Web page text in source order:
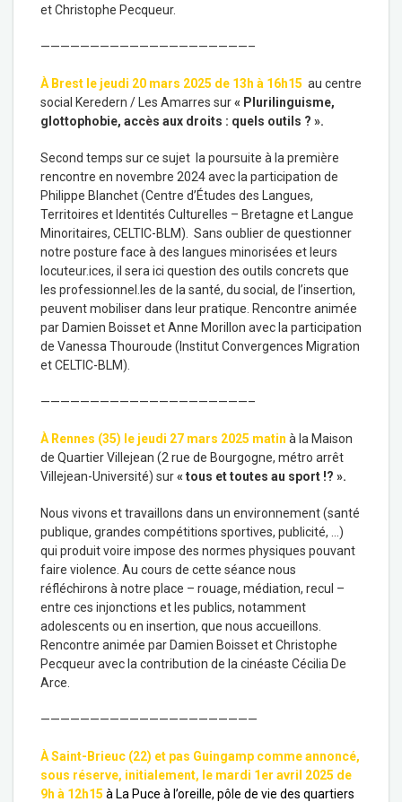
et Christophe Pecqueur.
—————————————————————–
À Brest le jeudi 20 mars 2025 de 13h à 16h15 au centre
social Keredern / Les Amarres sur« Plurilinguisme,
glottophobie, accès aux droits : quels outils ? ».
Second temps sur ce sujet la poursuite à la première
rencontre en novembre 2024 avec la participation de
Philippe Blanchet (Centre d’Études des Langues,
Territoires et Identités Culturelles – Bretagne et Langue
Minoritaires, CELTIC-BLM). Sans oublier de questionner
notre posture face à des langues minorisées et leurs
locuteur.ices, il sera ici question des outils concrets que
les professionnel.les de la santé, du social, de l’insertion,
peuvent mobiliser dans leur pratique. Rencontre animée
par Damien Boisset et Anne Morillon avec la participation
de Vanessa Thouroude (Institut Convergences Migration
et CELTIC-BLM).
—————————————————————–
À Rennes (35) le jeudi 27 mars 2025 matin à la Maison
de Quartier Villejean (2 rue de Bourgogne, métro arrêt
Villejean-Université) sur« tous et toutes au sport !? ».
Nous vivons et travaillons dans un environnement (santé
publique, grandes compétitions sportives, publicité, …)
qui produit voire impose des normes physiques pouvant
faire violence. Au cours de cette séance nous
réfléchirons à notre place – rouage, médiation, recul –
entre ces injonctions et les publics, notamment
adolescents ou en insertion, que nous accueillons.
Rencontre animée par Damien Boisset et Christophe
Pecqueur avec la contribution de la cinéaste Cécilia De
Arce.
——————————————————————
À Saint-Brieuc (22) et pas Guingamp comme annoncé,
sous réserve, initialement, le mardi 1er avril 2025 de
9h à 12h15 à La Puce à l’oreille, pôle de vie des quartiers